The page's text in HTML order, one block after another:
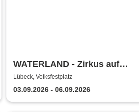
WATERLAND - Zirkus auf
dem Wasser | Lübeck
Lübeck, Volksfestplatz
03.09.2026 - 06.09.2026